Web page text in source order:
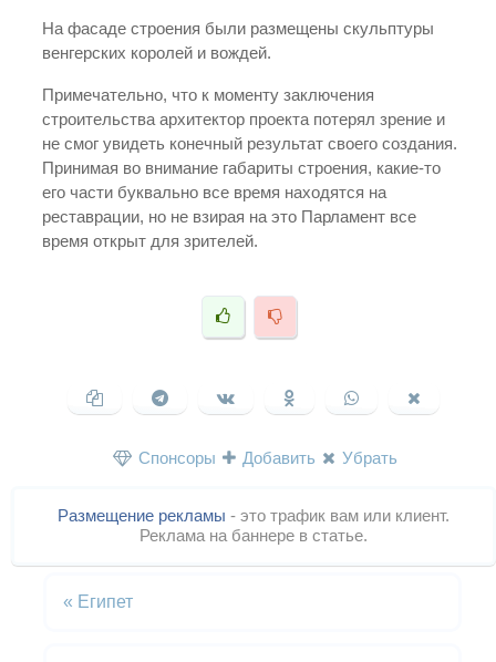
На фасаде строения были размещены скульптуры
венгерских королей и вождей.
Примечательно, что к моменту заключения
строительства архитектор проекта потерял зрение и
не смог увидеть конечный результат своего создания.
Принимая во внимание габариты строения, какие-то
его части буквально все время находятся на
реставрации, но не взирая на это Парламент все
время открыт для зрителей.
Спонсоры Добавить Убрать
Размещение рекламы - это трафик вам или клиент.
Реклама на баннере в статье.
« Египет